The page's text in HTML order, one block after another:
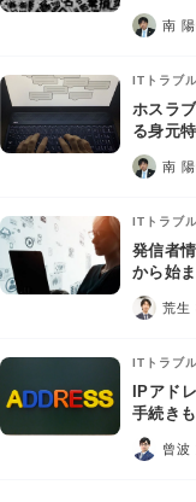
南
ITトラブ
ホスラ
る身元
南
ITトラブ
発信者
から始
荒生
ITトラブ
IPアド
手続き
曾波